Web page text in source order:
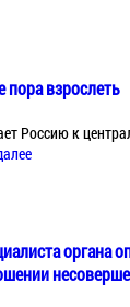
пора взрослеть
Россию к
органа